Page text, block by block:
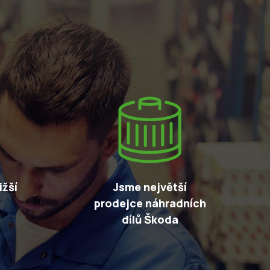
Jsme největší
prodejce náhradních
dílů Škoda